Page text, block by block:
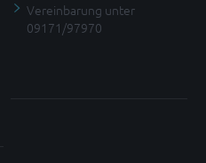
Vereinbarung unter
09171/97970